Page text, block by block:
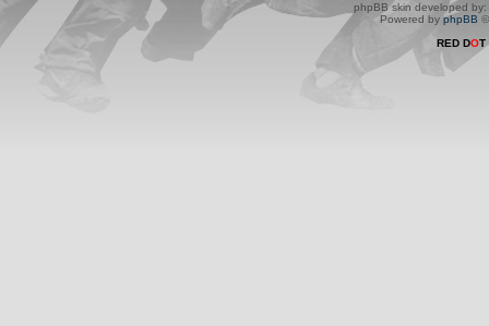
phpBB skin developed by:
Powered by phpBB
RED DOT